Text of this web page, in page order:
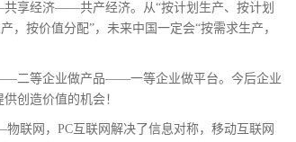
享经济——共产经济。从“按计划生产、按计划
，按价值分配”，未来中国一定会“按需求生产，
二等企业做产品——一等企业做平台。今后企业
创造价值的机会！
联网，PC互联网解决了信息对称，移动互联网